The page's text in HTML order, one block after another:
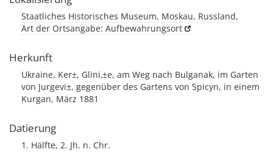
Staatliches Historisches Museum, Moskau, Russland,
Art der Ortsangabe: Aufbewahrungsort
Herkunft
Ukraine, Ker±, Glini‚±e, am Weg nach Bulganak, im Garten
von Jurgevi±, gegenüber des Gartens von Spicyn, in einem
Kurgan, März 1881
Datierung
1. Hälfte, 2. Jh. n. Chr.